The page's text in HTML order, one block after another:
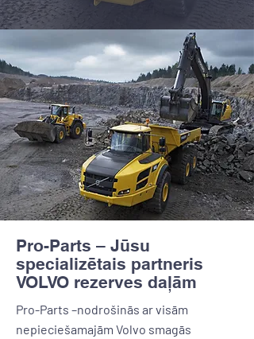
Pro-Parts – Jūsu
specializētais partneris
VOLVO rezerves daļām
Pro-Parts –nodrošinās ar visām
nepieciešamajām Volvo smagās